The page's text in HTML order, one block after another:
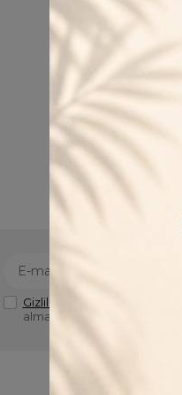
Gizlilik politikasını
okudum
almayı kabul ediyorum.